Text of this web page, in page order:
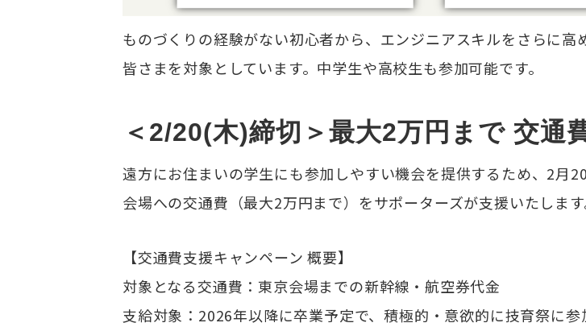
ものづくりの経験がない初心者から、エンジニアスキルをさらに
皆さまを対象としています。中学生や高校生も参加可能です。
＜2/20(木)締切＞最大2万円まで 交通
遠方にお住まいの学生にも参加しやすい機会を提供するため、2月
会場への交通費（最大2万円まで）をサポーターズが支援いたします
【交通費支援キャンペーン 概要】
対象となる交通費：東京会場までの新幹線・航空券代金
支給対象：2026年以降に卒業予定で、積極的・意欲的に技育祭に